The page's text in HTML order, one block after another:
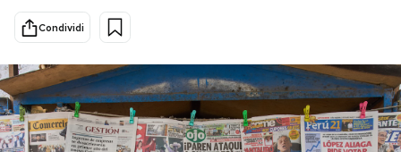
Cultura
Sport
Mondiali calcio 2026
Condividi